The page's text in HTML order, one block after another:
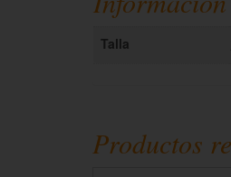
Talla
Productos